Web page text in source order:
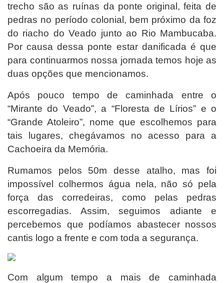
trecho são as ruínas da ponte original, feita de
pedras no período colonial, bem próximo da foz
do riacho do Veado junto ao Rio Mambucaba.
Por causa dessa ponte estar danificada é que
para continuarmos nossa jornada temos hoje as
duas opções que mencionamos.
Após pouco tempo de caminhada entre o
“Mirante do Veado”, a “Floresta de Lírios” e o
“GrandeAtoleiro”, nome que escolhemos para
tais lugares, chegávamos no acesso para a
Cachoeira da Memória.
Rumamos pelos 50m desse atalho, mas foi
impossível colhermos água nela, não só pela
força das corredeiras, como pelas pedras
escorregadias. Assim, seguimos adiante e
percebemos que podíamos abastecer nossos
cantis logo a frente e com toda a segurança.
Com algum tempo a mais de caminhada